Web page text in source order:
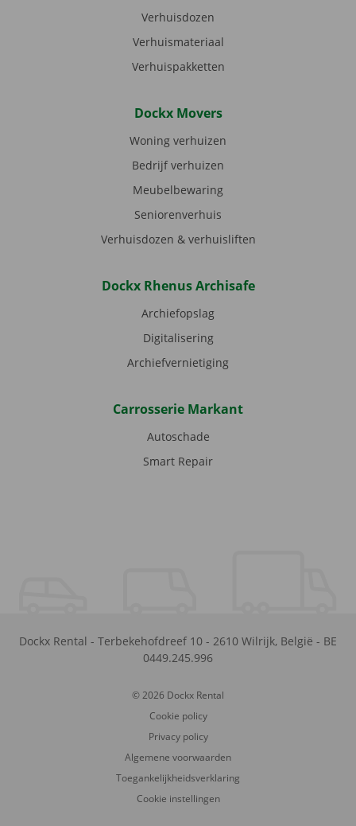
Verhuisdozen
Verhuismateriaal
Verhuispakketten
Dockx Movers
Woning verhuizen
Bedrijf verhuizen
Meubelbewaring
Seniorenverhuis
Verhuisdozen & verhuisliften
Dockx Rhenus Archisafe
Archiefopslag
Digitalisering
Archiefvernietiging
Carrosserie Markant
Autoschade
Smart Repair
Dockx Rental - Terbekehofdreef 10 - 2610 Wilrijk, België - BE
0449.245.996
© 2026 Dockx Rental
Cookie policy
Privacy policy
Algemene voorwaarden
Toegankelijkheidsverklaring
Cookie instellingen